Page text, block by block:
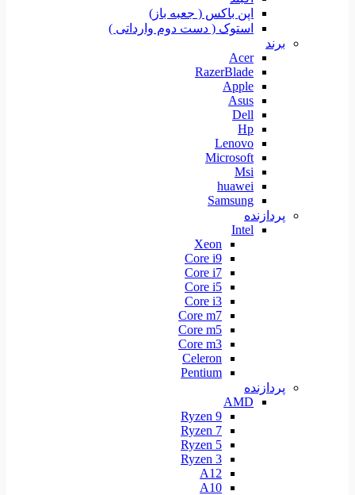
اپن باکس ( جعبه باز)
استوک ( دست دوم وارداتی )
برند
Acer
RazerBlade
Apple
Asus
Dell
Hp
Lenovo
Microsoft
Msi
huawei
Samsung
پردازنده
Intel
Xeon
Core i9
Core i7
Core i5
Core i3
Core m7
Core m5
Core m3
Celeron
Pentium
پردازنده
AMD
Ryzen 9
Ryzen 7
Ryzen 5
Ryzen 3
A12
A10